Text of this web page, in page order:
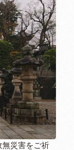
無災害をご祈